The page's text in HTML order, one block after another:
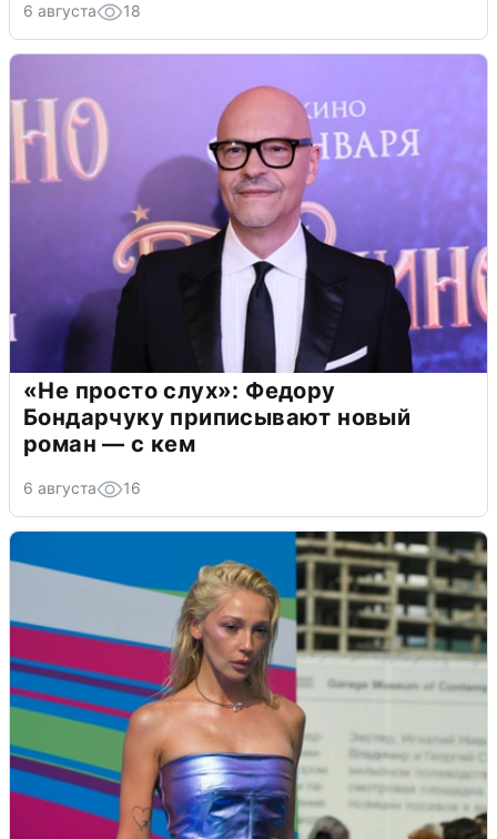
6 августа 18
«Не просто слух»: Федору
Бондарчуку приписывают новый
роман — с кем
6 августа 16